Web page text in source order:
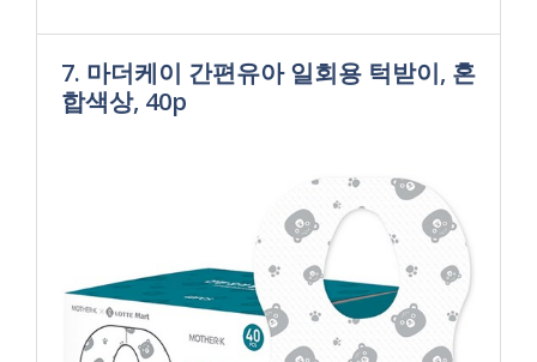
7. 마더케이 간편유아 일회용 턱받이, 혼
합색상, 40p